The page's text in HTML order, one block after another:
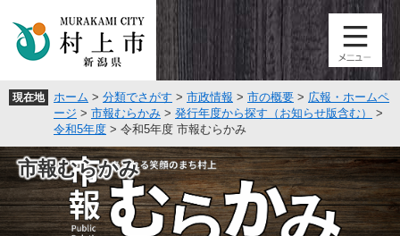
頭
。
飛
て
本
文
へ
現在地 ホーム > 分類でさがす > 市政情報 > 市の概要 > 広報・ホームペ
ージ > 市報むらかみ > 発行年度から探す（お知らせ版含む）
>
令和5年度 > 令和5年度 市報むらかみ
市報むらかみ